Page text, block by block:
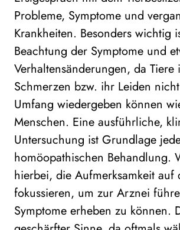
Probleme, Symptome und
Krankheiten. Besonders wichtig
Beachtung der Symptome und
Verhaltensänderungen, da Tiere
Schmerzen bzw. ihr Leiden
Umfang wiedergeben können
Menschen. Eine ausführliche,
Untersuchung ist Grundlage
homöopathischen Behandlung.
hierbei, die Aufmerksamkeit auf
fokussieren, um zur Arznei
Symptome erheben zu können.